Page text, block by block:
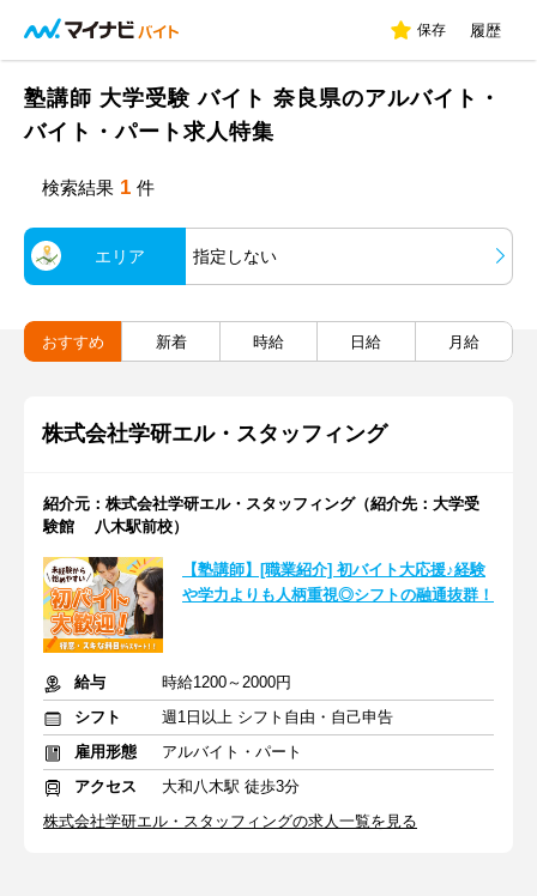
保存 履歴
塾講師 大学受験 バイト 奈良県のアルバイト・
バイト・パート求人特集
検索結果 1 件
エリア 指定しない
おすすめ 新着 時給 日給 月給
株式会社学研エル・スタッフィング
紹介元：株式会社学研エル・スタッフィング（紹介先：大学受
験館 八木駅前校）
【塾講師】[職業紹介] 初バイト大応援♪経験
や学力よりも人柄重視◎シフトの融通抜群！
給与
時給1200～2000円
シフト
週1日以上 シフト自由・自己申告
雇用形態
アルバイト・パート
アクセス
大和八木駅 徒歩3分
株式会社学研エル・スタッフィングの求人一覧を見る